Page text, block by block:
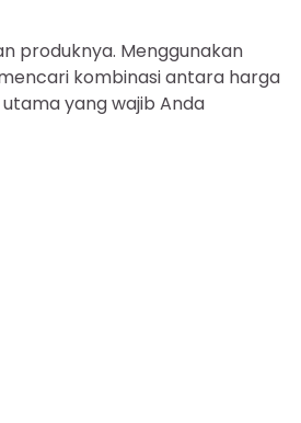
produknya. Menggunakan
kombinasi antara harga
yang wajib Anda